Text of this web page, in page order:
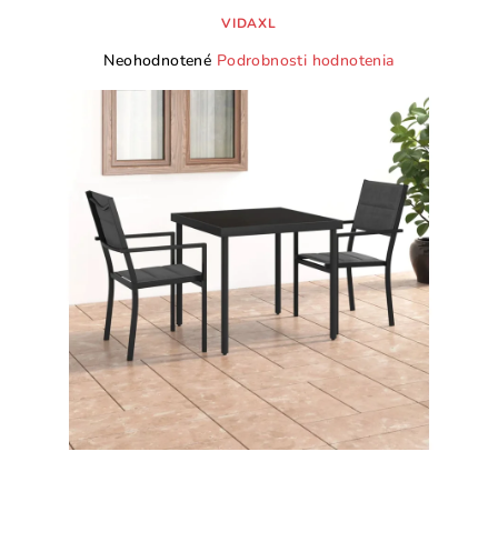
VIDAXL
Priemerné
je
0,0
z
5
hviezdičiek.
Neohodnotené Podrobnosti hodnotenia